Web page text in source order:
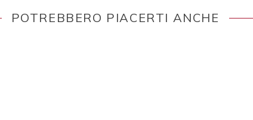
POTREBBERO PIACERTI ANCHE